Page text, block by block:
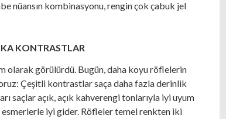
nüansın kombinasyonu, rengin çok çabuk jel
KONTRASTLAR
olarak görülürdü. Bugün, daha koyu röflelerin
Çeşitli kontrastlar saça daha fazla derinlik
saçlar açık, açık kahverengi tonlarıyla iyi uyum
iyi gider. Röfleler temel renkten iki